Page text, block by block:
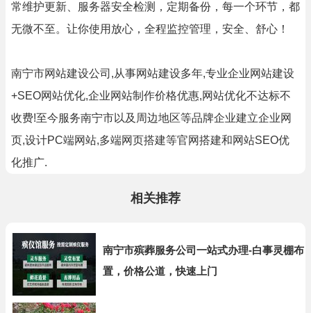
常维护更新、服务器安全检测，定期备份，每一个环节，都
无微不至。让你使用放心，全程监控管理，安全、舒心！
南宁市网站建设公司,从事网站建设多年,专业企业网站建设
+SEO网站优化,企业网站制作价格优惠,网站优化不达标不
收费!至今服务南宁市以及周边地区等品牌企业建立企业网
页,设计PC端网站,多端网页搭建等官网搭建和网站SEO优
化推广.
相关推荐
南宁市殡葬服务公司一站式办理-白事灵棚布
置，价格公道，快速上门